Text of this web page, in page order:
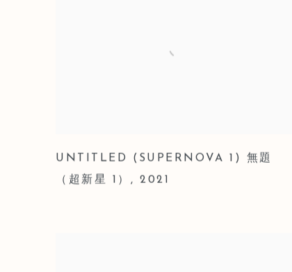
UNTITLED (SUPERNOVA 1) 無題
（超新星 1） ,2021